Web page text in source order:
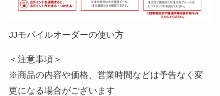
JJモバイルオーダーの使い方
＜注意事項＞
※商品の内容や価格、営業時間などは予告なく変
更になる場合がございます